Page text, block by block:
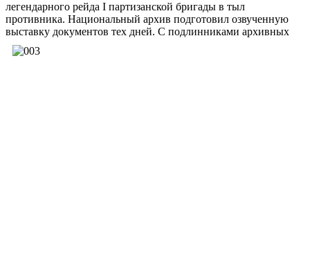
легендарного рейда I партизанской бригады в тыл
противника. Национальный архив подготовил озвученную
выставку документов тех дней. С подлинниками архивных